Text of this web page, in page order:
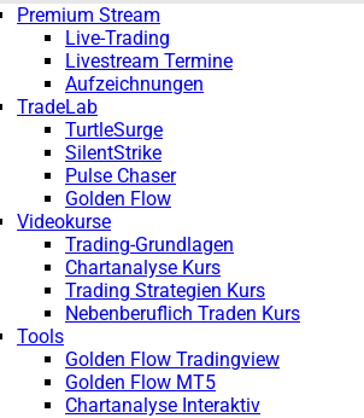
Premium Stream
Live-Trading
Livestream Termine
Aufzeichnungen
TradeLab
TurtleSurge
SilentStrike
Pulse Chaser
Golden Flow
Videokurse
Trading-Grundlagen
Chartanalyse Kurs
Trading Strategien Kurs
Nebenberuflich Traden Kurs
Tools
Golden Flow Tradingview
Golden Flow MT5
Chartanalyse Interaktiv